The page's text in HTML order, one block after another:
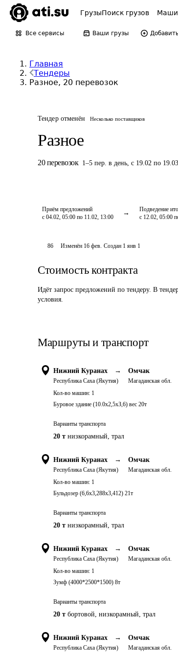
ГрузыПоиск грузов
Все сервисы Ваши грузы
Главная
Тендеры
Разное, 20 перевозок
Тендер отменён Несколько поставщиков
Разное
20 перевозок 1–5 пер. в день, с 19.02 по 19.03
Приём предложений
с 04.02, 05:00 по 11.02, 13:00
Подведение
с 12.02, 05:00
86 Изменён 16 фев. Создан 1 янв 1
Стоимость контракта
Идёт запрос предложений по тендеру. В
условия.
Маршруты и транспорт
Нижний Куранах →
Республика Саха (Якутия)
Омчак
Магаданская обл.
Кол-во машин: 1
Буровое здание (10.0х2,5хЗ,6) вес 20т
Варианты транспорта
20 т низкорамный, трал
Нижний Куранах →
Республика Саха (Якутия)
Омчак
Магаданская обл.
Кол-во машин: 1
Бульдозер (6,6х3,288х3,412) 21т
Варианты транспорта
20 т низкорамный, трал
Нижний Куранах →
Республика Саха (Якутия)
Омчак
Магаданская обл.
Кол-во машин: 1
Зумф (4000*2500*1500) 8т
Варианты транспорта
20 т бортовой, низкорамный, трал
Нижний Куранах →
Республика Саха (Якутия)
Омчак
Магаданская обл.